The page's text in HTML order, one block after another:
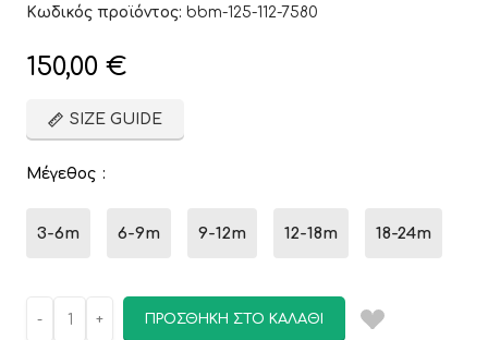
Κωδικός προϊόντος: bbm-125-112-7580
150,00 €
SIZE GUIDE
Μέγεθος
3-6m 6-9m 9-12m 12-18m 18-24m
ΠΡΟΣΘΉΚΗ ΣΤΟ ΚΑΛΆΘΙ